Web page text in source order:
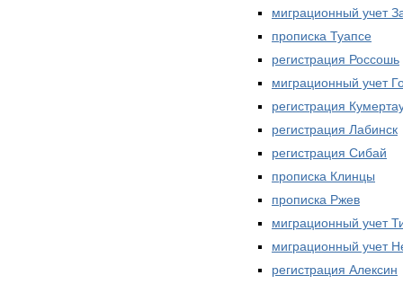
миграционный учет
прописка Туапсе
регистрация Россошь
миграционный учет
регистрация
регистрация Лабинск
регистрация Сибай
прописка Клинцы
прописка Ржев
миграционный учет
миграционный учет
регистрация Алексин